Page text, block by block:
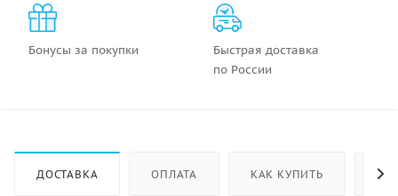
Бонусы за покупки
Быстрая доставка
по России
ДОСТАВКА ОПЛАТА КАК КУПИТЬ